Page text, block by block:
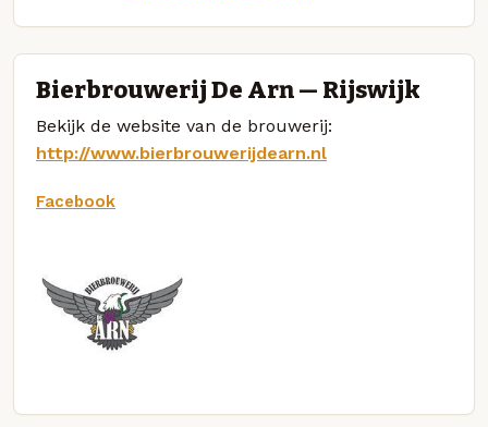
Bierbrouwerij De Arn — Rijswijk
Bekijk de website van de brouwerij:
http://www.bierbrouwerijdearn.nl
Facebook